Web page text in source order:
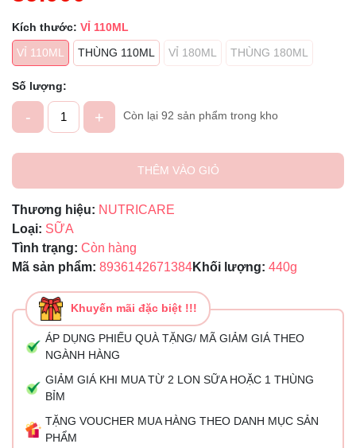
Kích thước: VỈ 110ML
VỈ 110ML
THÙNG 110ML VỈ 180ML THÙNG 180ML
Số lượng:
- + Còn lại 92 sản phẩm trong kho
THÊM VÀO GIỎ
Thương hiệu: NUTRICARE
Loại: SỮA
Tình trạng: Còn hàng
Mã sản phẩm: 8936142671384Khối lượng: 440g
Khuyến mãi đặc biệt !!!
ÁP DỤNG PHIẾU QUÀ TẶNG/ MÃ GIẢM GIÁ THEO
NGÀNH HÀNG
GIẢM GIÁ KHI MUA TỪ 2 LON SỮA HOẶC 1 THÙNG
BỈM
TẶNG VOUCHER MUA HÀNG THEO DANH MỤC SẢN
PHẨM